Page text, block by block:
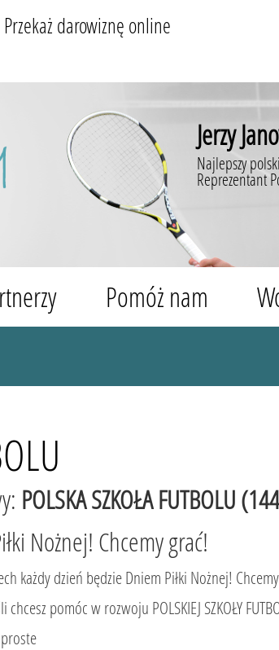
Przekaż darowiznę online
Jerzy
Najlepszy
Reprezentant
Pomóż nam
POLSKA SZKOŁA FUTBOLU
Nożnej! Chcemy grać!
każdy dzień będzie Dniem Piłki Nożnej!
chcesz pomóc w rozwoju POLSKIEJ SZKOŁY